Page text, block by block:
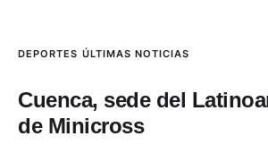
de Minicross